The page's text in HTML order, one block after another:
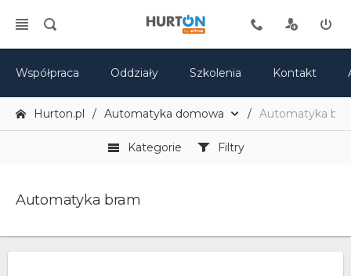
Współpraca Oddziały Szkolenia Kontakt
Hurton.pl Automatyka domowa Automatyka
Kategorie Filtry
Automatyka bram